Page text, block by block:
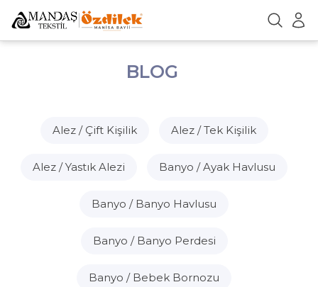
BLOG
Alez / Çift Kişilik Alez / Tek Kişilik
Alez / Yastık Alezi Banyo / Ayak Havlusu
Banyo / Banyo Havlusu
Banyo / Banyo Perdesi
Banyo / Bebek Bornozu